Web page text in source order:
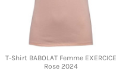
T-Shirt BABOLAT Femme EXERCICE
Rose 2024